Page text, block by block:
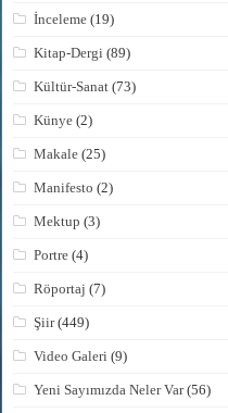
İnceleme (19)
Kitap-Dergi (89)
Kültür-Sanat (73)
Künye (2)
Makale (25)
Manifesto (2)
Mektup (3)
Portre (4)
Röportaj (7)
Şiir(449)
Video Galeri (9)
Yeni Sayımızda Neler Var(56)